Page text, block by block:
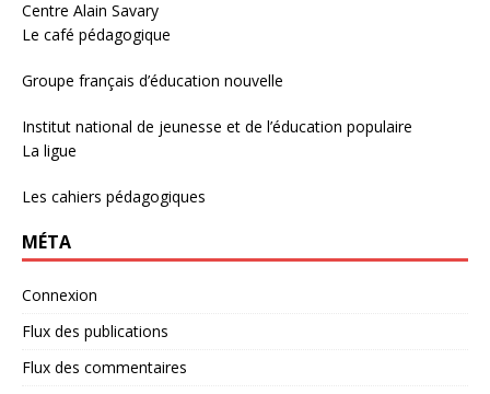
Centre Alain Savary
Le café pédagogique
Groupe français d’éducation nouvelle
Institut national de jeunesse et de l’éducation populaire
La ligue
Les cahiers pédagogiques
MÉTA
Connexion
Flux des publications
Flux des commentaires